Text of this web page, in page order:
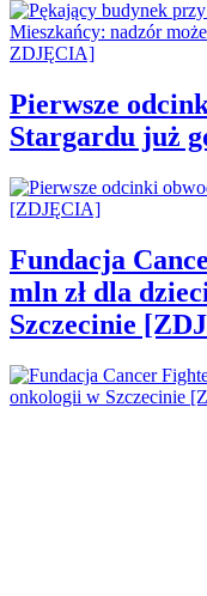
Pierwsze
Stargardu już
Fundacja
mln zł dla
Szczecinie